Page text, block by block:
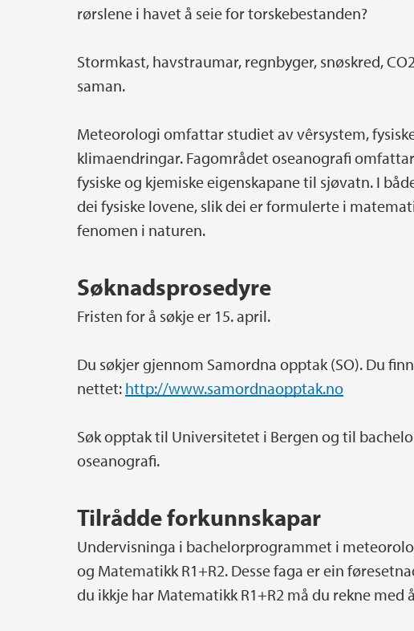
rørslene i havet å seie for torskebestanden?
Stormkast, havstraumar, regnbyger, snøskred,
saman.
Meteorologi omfattar studiet av vêrsystem,
klimaendringar. Fagområdet oseanografi
fysiske og kjemiske eigenskapane til sjøvatn. I
dei fysiske lovene, slik dei er formulerte i
fenomen i naturen.
Søknadsprosedyre
Fristen for å søkje er 15. april.
Du søkjer gjennom Samordna opptak (SO). Du
nettet: http://www.samordnaopptak.no
Søk opptak til Universitetet i Bergen og til
oseanografi.
Tilrådde forkunnskapar
Undervisninga i bachelorprogrammet i
og Matematikk R1+R2. Desse faga er ein
du ikkje har Matematikk R1+R2 må du rekne